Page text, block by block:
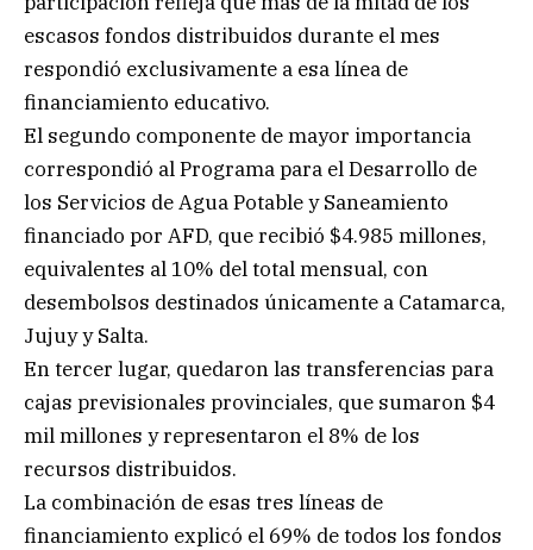
escasos fondos distribuidos durante el mes
respondió exclusivamente a esa línea de
financiamiento educativo.
El segundo componente de mayor importancia
correspondió al Programa para el Desarrollo de
los Servicios de Agua Potable y Saneamiento
financiado por AFD, que recibió $4.985 millones,
equivalentes al 10% del total mensual, con
desembolsos destinados únicamente a Catamarca,
Jujuy y Salta.
En tercer lugar, quedaron las transferencias para
cajas previsionales provinciales, que sumaron $4
mil millones y representaron el 8% de los
recursos distribuidos.
La combinación de esas tres líneas de
financiamiento explicó el 69% de todos los fondos